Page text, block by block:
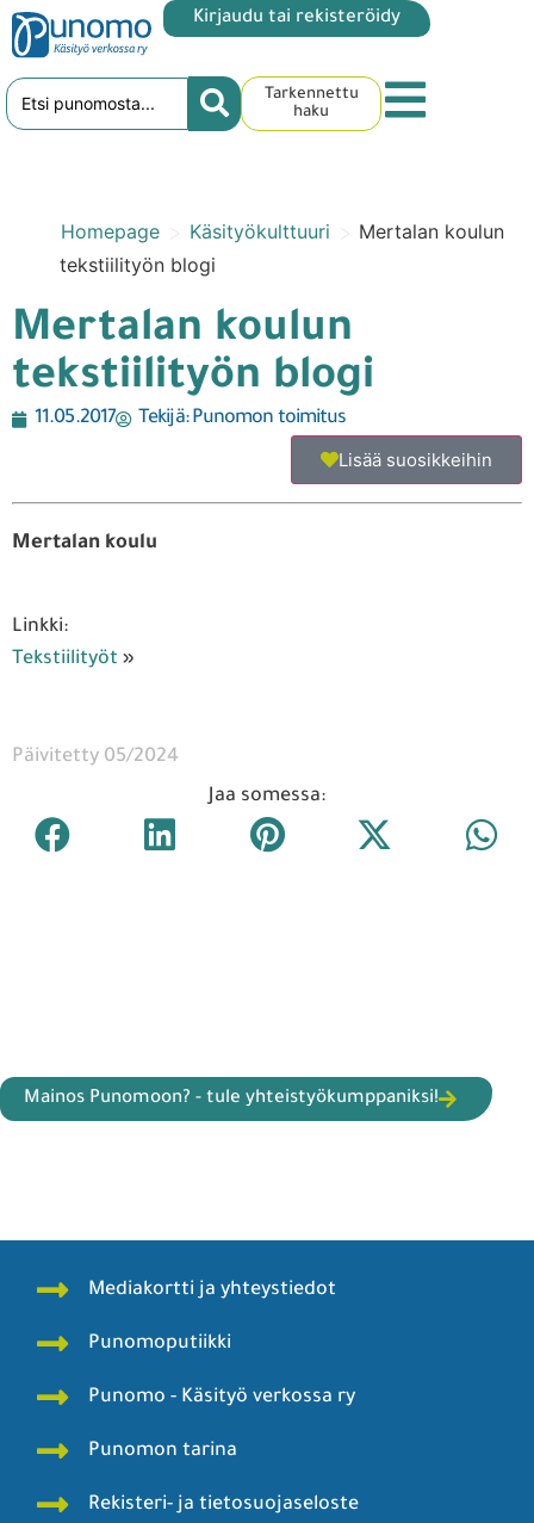
Kirjaudu tai rekisteröidy
Tarkennettu
haku
Homepage > Käsityökulttuuri > Mertalan koulun
tekstiilityön blogi
Mertalan koulun
tekstiilityön blogi
11.05.2017 Tekijä:Punomon toimitus
Lisää suosikkeihin
Mertalan koulu
Linkki:
Tekstiilityöt »
Päivitetty 05/2024
Jaa somessa:
Mainos Punomoon? - tule yhteistyökumppaniksi!
Mediakortti ja yhteystiedot
Punomoputiikki
Punomo - Käsityö verkossa ry
Punomon tarina
Rekisteri- ja tietosuojaseloste